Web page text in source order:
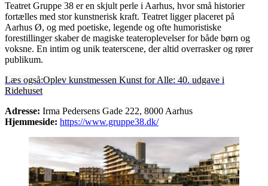
Teatret Gruppe 38 er en skjult perle i Aarhus, hvor små historier
fortælles med stor kunstnerisk kraft. Teatret ligger placeret på
Aarhus Ø, og med poetiske, legende og ofte humoristiske
forestillinger skaber de magiske teateroplevelser for både børn og
voksne. En intim og unik teaterscene, der altid overrasker og rører
publikum.
Læs også:Oplev kunstmessen Kunst for Alle: 40. udgave i
Ridehuset
Adresse: Irma Pedersens Gade 222, 8000 Aarhus
Hjemmeside: https://www.gruppe38.dk/